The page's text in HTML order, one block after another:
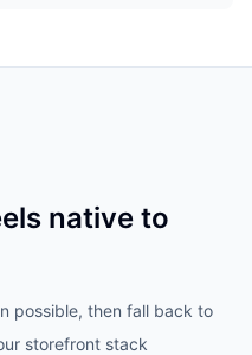
native to
possible, then fall back to
storefront stack